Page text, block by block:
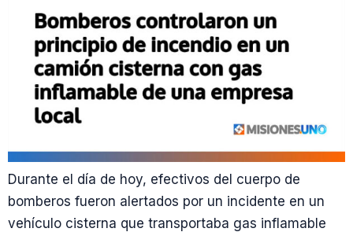
Durante el día de hoy, efectivos del cuerpo de
bomberos fueron alertados por un incidente en un
vehículo cisterna que transportaba gas inflamable